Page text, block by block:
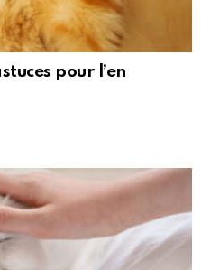
pour l’en